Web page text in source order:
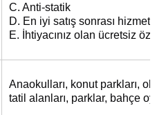
C. Anti-statik
D. En iyi satış sonrası hizmet
E. İhtiyacınız olan ücretsiz özel
Anaokulları, konut parkları,
tatil alanları, parklar, bahçe